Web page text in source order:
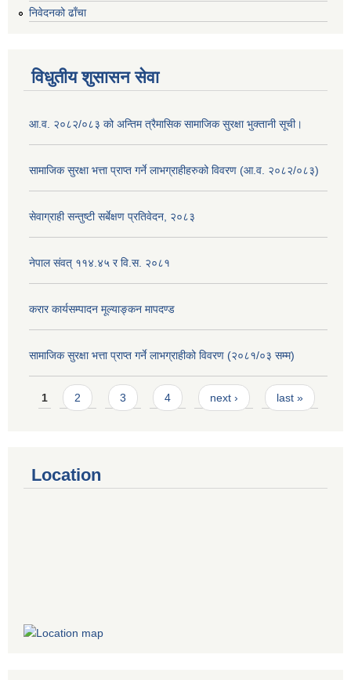
निवेदनको ढाँचा
विधुतीय शुसासन सेवा
आ.व. २०८२/०८३ को अन्तिम त्रैमासिक सामाजिक सुरक्षा भुक्तानी सूची।
सामाजिक सुरक्षा भत्ता प्राप्त गर्ने लाभग्राहीहरुको विवरण (आ.व. २०८२/०८३)
सेवाग्राही सन्तुष्टी सर्बेक्षण प्रतिवेदन, २०८३
नेपाल संवत् ११४.४५ र वि.स. २०८१
करार कार्यसम्पादन मूल्याङ्कन मापदण्ड
सामाजिक सुरक्षा भत्ता प्राप्त गर्ने लाभग्राहीको विवरण (२०८१/०३ सम्म)
Pages
1 2 3 4 next › last »
Location